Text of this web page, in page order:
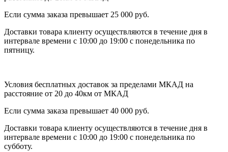
Если сумма заказа превышает 25 000 руб.
Доставки товара клиенту осуществляются в течение дня в
интервале времени с 10:00 до 19:00 с понедельника по
пятницу.
Условия бесплатных доставок за пределами МКАД на
расстояние от 20 до 40км от МКАД
Если сумма заказа превышает 40 000 руб.
Доставки товара клиенту осуществляются в течение дня в
интервале времени с 10:00 до 19:00 с понедельника по
субботу.